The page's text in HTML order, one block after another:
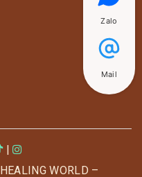
|
WORLD –
Zalo
Mail